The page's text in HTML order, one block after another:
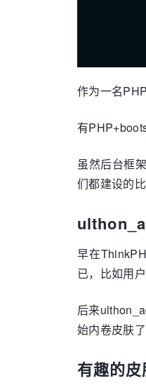
作为一名
有
虽然后台框
们都建设的
早在
已，比如用
后来
始内卷皮肤了
有趣的皮